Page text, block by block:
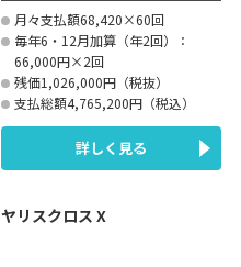
月々支払額68,420×60回
毎年6・12月加算（年2回）：
66,000円×2回
残価1,026,000円（税抜）
支払総額4,765,200円（税込）
詳しく見る
ヤリスクロス X